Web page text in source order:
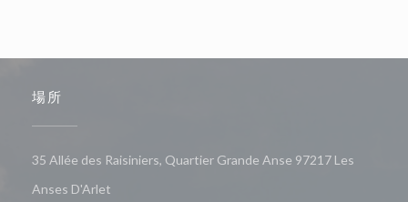
場所
35 Allée des Raisiniers, Quartier Grande Anse 97217 Les
Anses D'Arlet